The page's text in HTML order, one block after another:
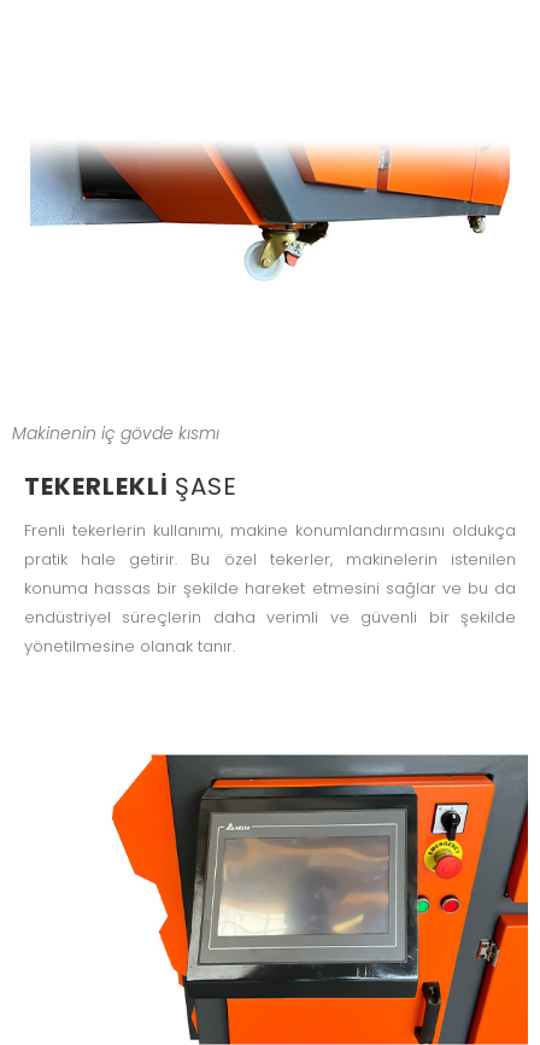
Makinenin iç gövde kısmı
TEKERLEKLI ŞASE
Frenli tekerlerin kullanımı, makine konumlandırmasını oldukça
pratik hale getirir. Bu özel tekerler, makinelerin istenilen
konuma hassas bir şekilde hareket etmesini sağlar ve bu da
endüstriyel süreçlerin daha verimli ve güvenli bir şekilde
yönetilmesine olanak tanır.